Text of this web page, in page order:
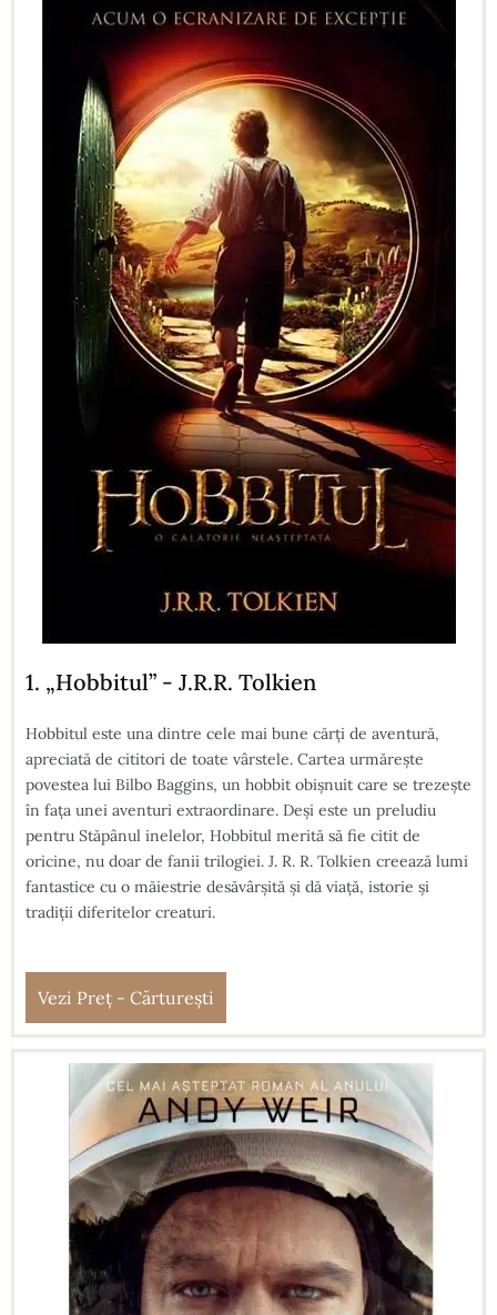
1. „Hobbitul” - J.R.R. Tolkien
Hobbitul este una dintre cele mai bune cărți de aventură,
apreciată de cititori de toate vârstele. Cartea urmărește
povestea lui Bilbo Baggins, un hobbit obișnuit care se trezește
în fața unei aventuri extraordinare. Deși este un preludiu
pentru Stăpânul inelelor, Hobbitul merită să fie citit de
oricine, nu doar de fanii trilogiei. J. R. R. Tolkien creează lumi
fantastice cu o măiestrie desăvârșită și dă viață, istorie și
tradiții diferitelor creaturi.
Vezi Preț - Cărturești